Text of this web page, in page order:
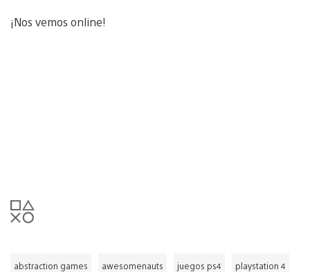
¡Nos vemos online!
abstraction games awesomenauts juegos ps4 playstation 4